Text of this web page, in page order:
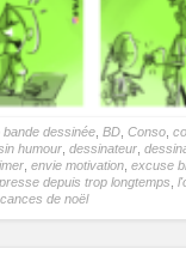
bande dessinée, BD, Conso,
humour, dessinateur,
, envie motivation, excuse
depuis trop longtemps,
de noël